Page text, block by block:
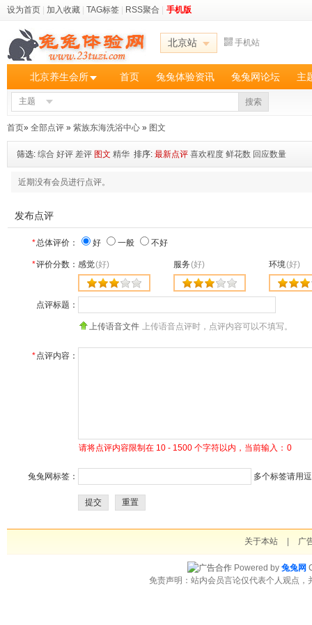
设为首页 加入收藏 TAG标签 RSS聚合 手机版
北京站 手机站
北京养生会所 首页 兔兔体验资讯 兔兔网论坛 主
主题 搜索
首页» 全部点评 » 紫族东海洗浴中心 » 图文
筛选: 综合 好评 差评 图文 精华 排序: 最新点评 喜欢程度 鲜花数 回应数量
近期没有会员进行点评。
发布点评
*总体评价： 好 一般 不好
*评价分数： 感觉(好) 服务(好) 环境(好)
点评标题：
上传语音文件 上传语音点评时，点评内容可以不填写。
*点评内容：
请将点评内容限制在 10 - 1500 个字符以内，当前输入： 0
兔兔网标签： 多个标签请用
提交 重置
关于本站 广
Powered by 兔兔网
免责声明：站内会员言论仅代表个人观点